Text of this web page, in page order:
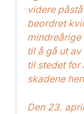
videre
beordret
til å gå ut
til stedet for
skadene
Den 23.